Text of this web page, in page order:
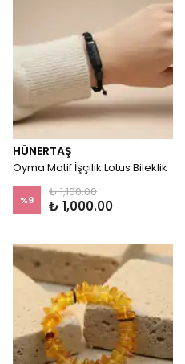
HÜNERTAŞ
Oyma Motif İşçilik Lotus Bileklik
%9
₺ 1,100.00
₺ 1,000.00